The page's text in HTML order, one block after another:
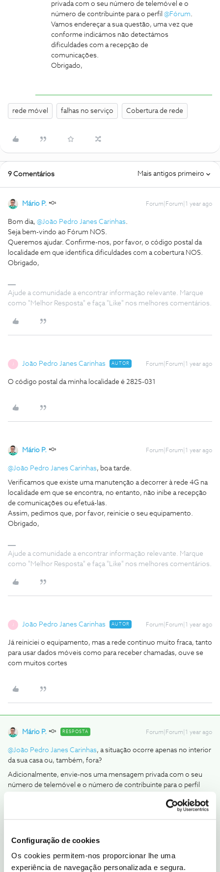
Configuração de cookies
Os cookies permitem-nos proporcionar lhe uma
experiência de navegação personalizada e segura.
privada com o seu número de telemóvel e o
número de contribuinte para o perfil @Fórum.
Vamos endereçar a sua questão, uma vez que
conforme indicámos não detectámos
dificuldades com a recepção de
comunicações.
Obrigado,
rede móvel falhas no serviço Cobertura de rede
9 Comentários Mais antigos primeiro
Mário P. Forum|Forum|1 year ago
Bom dia, @João Pedro Janes Carinhas.
Seja bem-vindo ao Fórum NOS.
Queremos ajudar. Confirme-nos, por favor, o código postal da
localidade em que identifica dificuldades com a cobertura NOS.
Obrigado,
Ajude a comunidade a encontrar informação relevante. Marque
como "Melhor Resposta" e faça "Like" nos melhores comentários.
João Pedro Janes Carinhas AUTOR Forum|Forum|1 year ago
O código postal da minha localidade é 2825-031
Mário P. Forum|Forum|1 year ago
@João Pedro Janes Carinhas, boa tarde.
Verificamos que existe uma manutenção a decorrer à rede 4G na
localidade em que se encontra, no entanto, não inibe a recepção
de comunicações ou efetuá-las.
Assim, pedimos que, por favor, reinicie o seu equipamento.
Obrigado,
Ajude a comunidade a encontrar informação relevante. Marque
como "Melhor Resposta" e faça "Like" nos melhores comentários.
João Pedro Janes Carinhas AUTOR Forum|Forum|1 year ago
Já reiniciei o equipamento, mas a rede continuo muito fraca, tanto
para usar dados móveis como para receber chamadas, ouve se
com muitos cortes
Mário P. RESPOSTA Forum|Forum|1 year ago
@João Pedro Janes Carinhas, a situação ocorre apenas no interior
da sua casa ou, também, fora?
Adicionalmente, envie-nos uma mensagem privada com o seu
número de telemóvel e o número de contribuinte para o perfil
conforme indicámos não detectámos dificuldades com a
Ajude a comunidade a encontrar informação relevante. Marque
como "Melhor Resposta" e faça "Like" nos melhores comentários.